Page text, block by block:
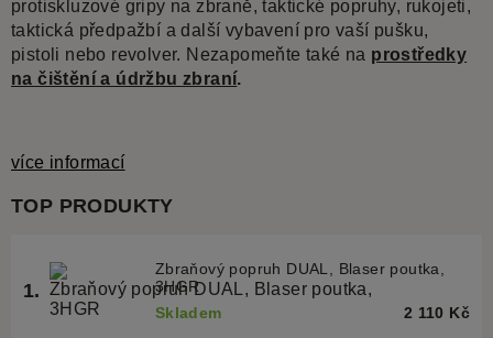
protiskluzové gripy na zbraně, taktické popruhy, rukojeti,
taktická předpažbí a další vybavení pro vaší pušku,
pistoli nebo revolver. Nezapomeňte také na prostředky
na čištění a údržbu zbraní.
více informací